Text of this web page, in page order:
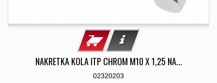
NAKRETKA KOLA ITP CHROM M10 X 1,25 NA...
02320203